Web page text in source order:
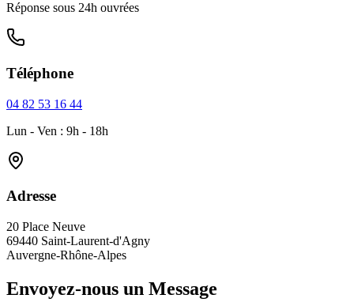
Réponse sous 24h ouvrées
Téléphone
04 82 53 16 44
Lun - Ven : 9h - 18h
Adresse
20 Place Neuve
69440 Saint-Laurent-d'Agny
Auvergne-Rhône-Alpes
Envoyez-nous un Message